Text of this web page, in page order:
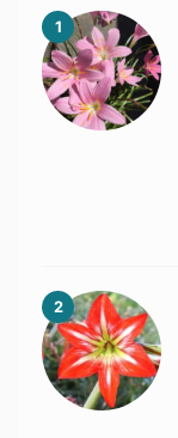
1
2